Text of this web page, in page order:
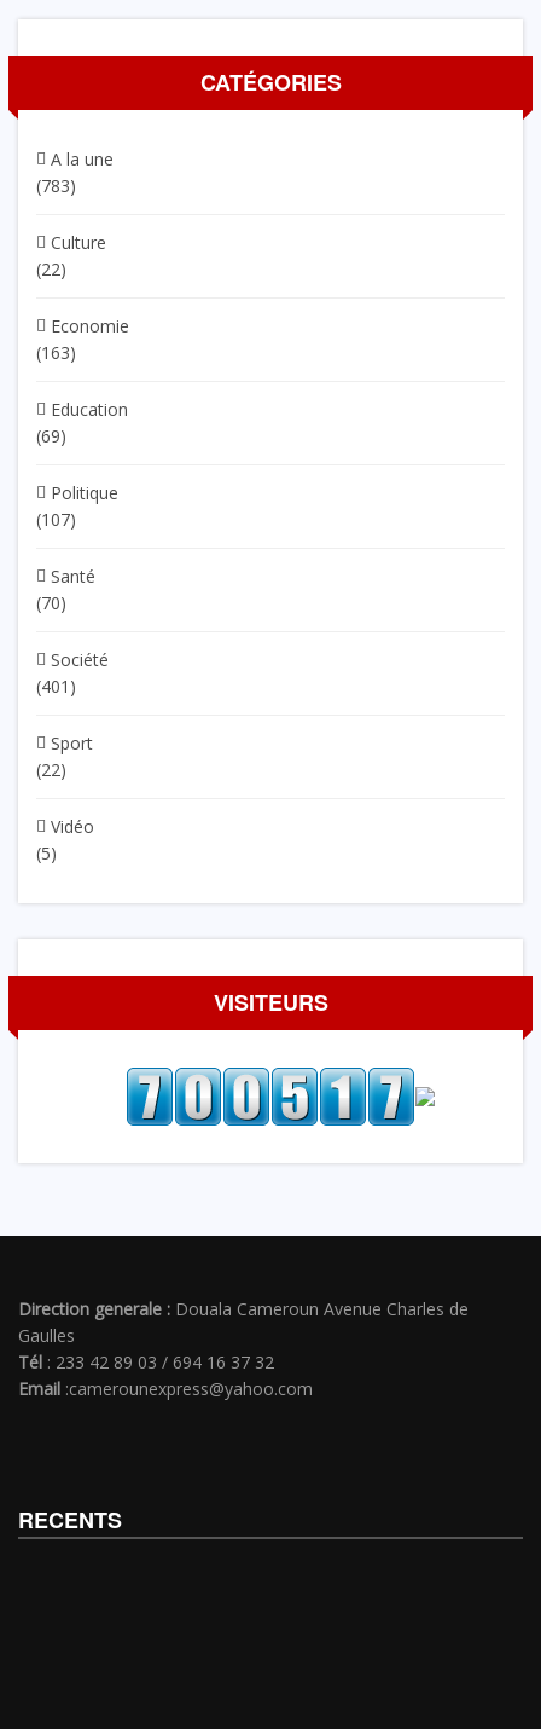
CATÉGORIES
A la une
(783)
Culture
(22)
Economie
(163)
Education
(69)
Politique
(107)
Santé
(70)
Société
(401)
Sport
(22)
Vidéo
(5)
VISITEURS
Direction generale : Douala Cameroun Avenue Charles de
Gaulles
Tél : 233 42 89 03 / 694 16 37 32
Email :camerounexpress@yahoo.com
RECENTS